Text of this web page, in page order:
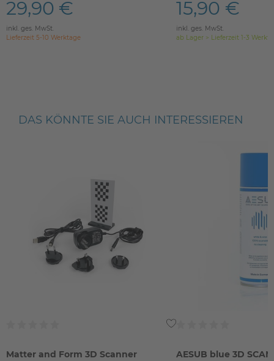
29,90 €
inkl. ges. MwSt.
Lieferzeit 5-10 Werktage
15,90 €
inkl. ges. MwSt.
ab Lager > Lieferzeit 1-3
DAS KÖNNTE SIE AUCH INTERESSIEREN
Matter and Form 3D Scanner
AESUB blue 3D